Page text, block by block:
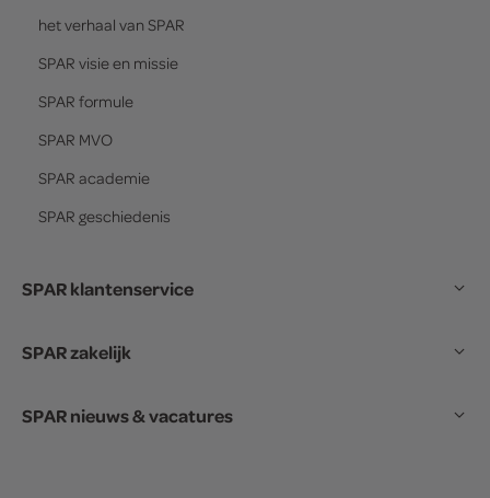
het verhaal van SPAR
SPAR visie en missie
SPAR formule
SPAR MVO
SPAR academie
SPAR geschiedenis
SPAR klantenservice
SPAR zakelijk
SPAR nieuws & vacatures